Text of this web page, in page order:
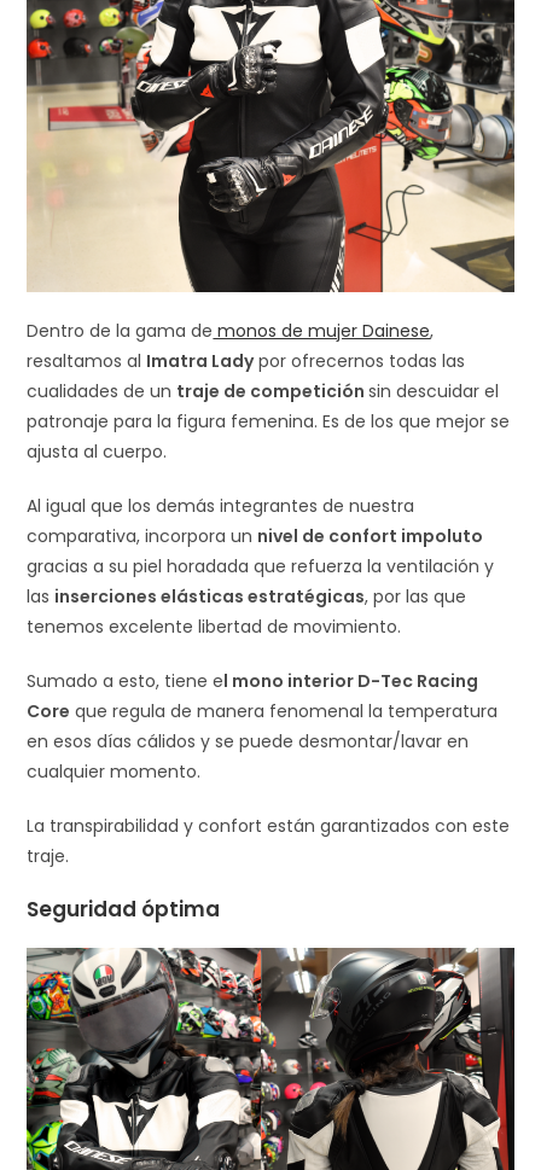
Dentro de la gama de monos de mujer Dainese,
resaltamos al Imatra Ladypor ofrecernos todas las
cualidades de un traje de competiciónsin descuidar el
patronaje para la figura femenina. Es de los que mejor se
ajusta al cuerpo.
Al igual que los demás integrantes de nuestra
comparativa, incorpora un nivel de confort impoluto
gracias a su piel horadada que refuerza la ventilación y
las inserciones elásticas estratégicas, por las que
tenemos excelente libertad de movimiento.
Sumado a esto, tiene el mono interior D-Tec Racing
Core que regula de manera fenomenal la temperatura
en esos días cálidos y se puede desmontar/lavar en
cualquier momento.
La transpirabilidad y confort están garantizados con este
traje.
Seguridad óptima